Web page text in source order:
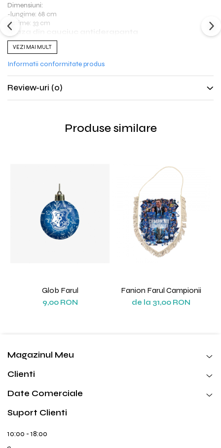
Dimensiuni:
-lungime: 68 cm
-latime: 33 cm
-Baza din cauciuc antiderapanta
VEZI MAI MULT
Informatii conformitate produs
Review-uri (0)
Produse similare
Glob Farul
9,00 RON
Fanion Farul Campionii
de la 31,00 RON
Magazinul Meu
Clienti
Date Comerciale
Suport Clienti
10:00 - 18:00